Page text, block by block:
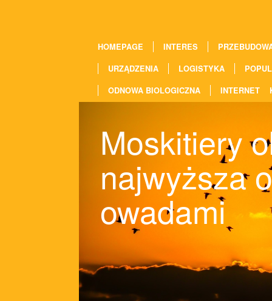
HOMEPAGE INTERES
URZĄDZENIA
LOGISTYKA
ODNOWA BIOLOGICZNA
INTERNET
Moskitiery
najwyższa
owadami